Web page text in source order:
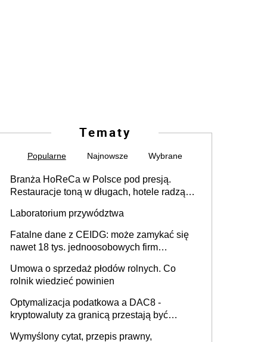
Tematy
Popularne Najnowsze Wybrane
Branża HoReCa w Polsce pod presją.
Restauracje toną w długach, hotele radzą
Laboratorium przywództwa
Fatalne dane z CEIDG: może zamykać się
nawet 18 tys. jednoosobowych firm
Umowa o sprzedaż płodów rolnych. Co
rolnik wiedzieć powinien
Optymalizacja podatkowa a DAC8 -
kryptowaluty za granicą przestają być
Wymyślony cytat, przepis prawny,